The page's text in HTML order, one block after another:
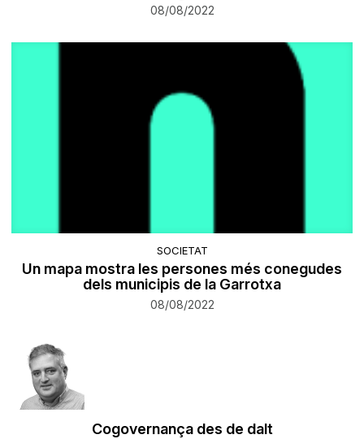
08/08/2022
SOCIETAT
​Un mapa mostra les persones més conegudes
dels municipis de la Garrotxa
08/08/2022
Cogovernança des de dalt